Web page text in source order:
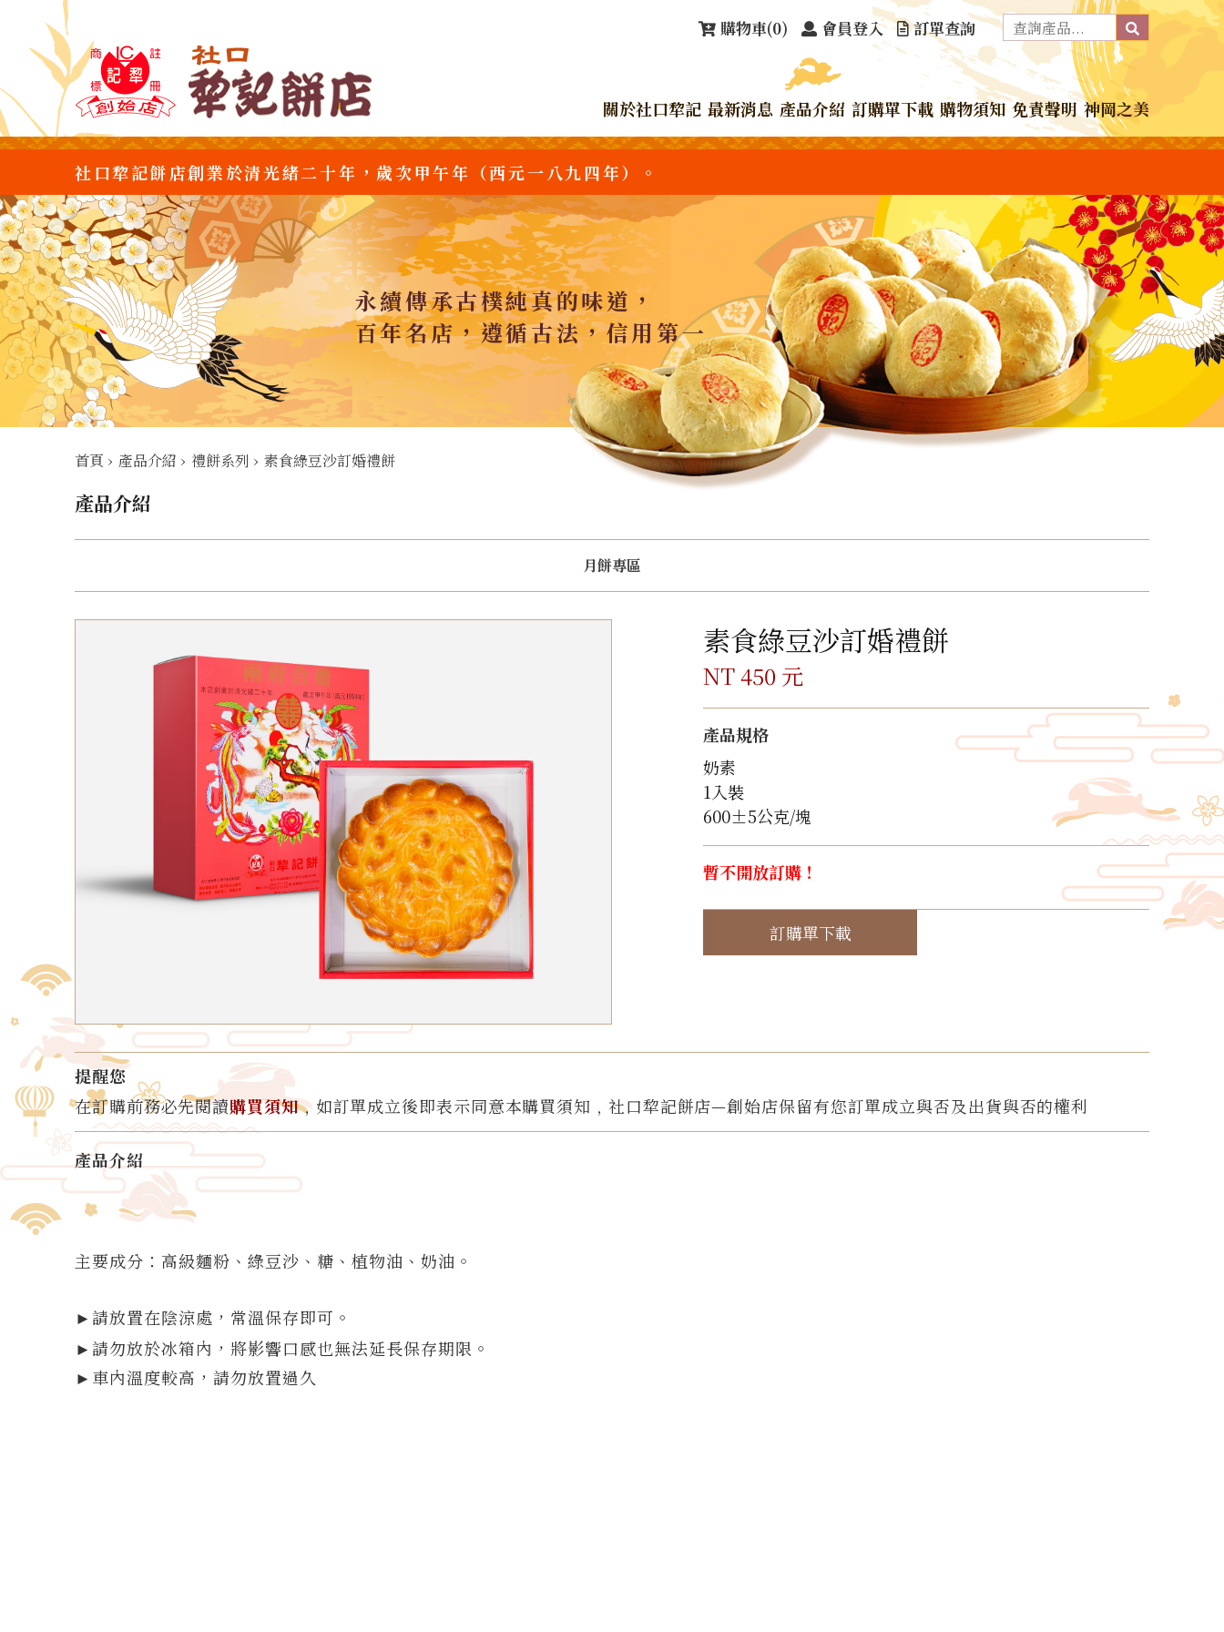
購物車(0) 會員登入 訂單查詢
關於社口犂記 最新消息 產品介紹 訂購單下載 購物須知 免責聲明 神岡之美
社口犂記餅店創業於清光緒二十年，歲次甲午年（西元一八九四年）。
永續傳承古樸純真的味道，
百年名店，遵循古法，信用第一
首頁 › 產品介紹 › 禮餅系列 › 素食綠豆沙訂婚禮餅
產品介紹
月餅專區
素食綠豆沙訂婚禮餅
NT 450 元
產品規格
奶素
1入裝
600±5公克/塊
暫不開放訂購！
訂購單下載
提醒您
在訂購前務必先閱讀購買須知﹐如訂單成立後即表示同意本購買須知﹐社口犂記餅店—創始店保留有您訂單成立與否及出貨與否的權利
產品介紹
主要成分：高級麵粉、綠豆沙、糖、植物油、奶油。
►請放置在陰涼處，常溫保存即可。
►請勿放於冰箱內，將影響口感也無法延長保存期限。
►車內溫度較高，請勿放置過久